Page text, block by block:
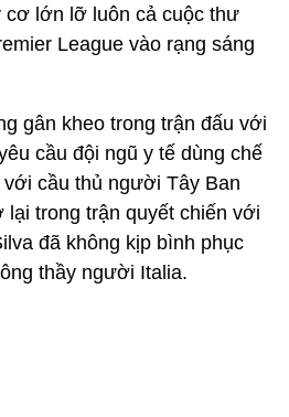
cơ lớn lỡ luôn cả cuộc thư
League vào rạng sáng
gân kheo trong trận đấu với
cầu đội ngũ y tế dùng chế
cầu thủ người Tây Ban
lại trong trận quyết chiến với
đã không kịp bình phục
thầy người Italia.